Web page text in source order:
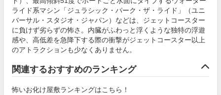
ライド系マシン「ジュラシック・パーク・ザ・ライド」（ユニ
バーサル・スタジオ・ジャパン）などは、ジェットコースター
に負けず劣らずの怖さ。内臓がふわっと浮くような独特の浮遊
感や、高低差を急降下する際の衝撃がジェットコースター以上
のアトラクションも少なくありません。
関連するおすすめのランキング
怖いお化け屋敷ランキングはこちら！